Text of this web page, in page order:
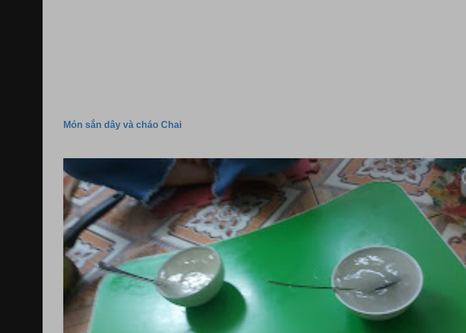
Món sắn dây và cháo Chai